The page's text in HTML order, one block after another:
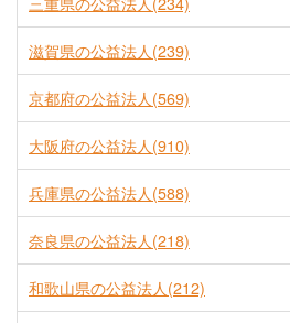
滋賀県の公益法人(239)
京都府の公益法人(569)
大阪府の公益法人(910)
兵庫県の公益法人(588)
奈良県の公益法人(218)
和歌山県の公益法人(212)